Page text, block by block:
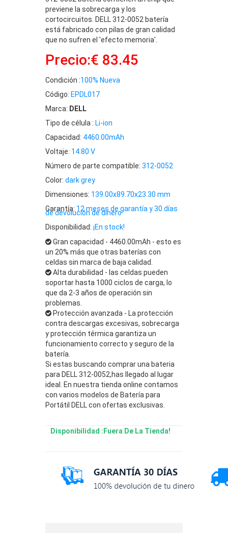
previene la sobrecarga y los
cortocircuitos. DELL 312-0052 batería
está fabricado con pilas de gran calidad
que no sufren el 'efecto memoria'.
Precio:€ 83.45
Condición :100% Nueva
Código: EPDL017
Marca: DELL
Tipo de célula : Li-ion
Capacidad: 4460.00mAh
Voltaje: 14.80 V
Número de parte compatible: 312-0052
Color: dark grey
Dimensiones: 139.00x89.70x23.30 mm
Garantía: 12 meses de garantía y 30 días
de devolución de dinero
Disponibilidad: ¡En stock!
Gran capacidad - 4460.00mAh - esto es
un 20% más que otras baterías con
celdas sin marca de baja calidad.
Alta durabilidad - las celdas pueden
soportar hasta 1000 ciclos de carga, lo
que da 2-3 años de operación sin
problemas.
Protección avanzada - La protección
contra descargas excesivas, sobrecarga
y protección térmica garantiza un
funcionamiento correcto y seguro de la
batería.
Si estas buscando comprar una bateria
para DELL 312-0052,has llegado al lugar
ideal. En nuestra tienda online contamos
con varios modelos de Batería para
Portátil DELL con ofertas exclusivas.
Disponibilidad :Fuera De La Tienda!